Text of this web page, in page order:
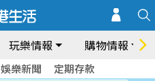
玩樂情報 購物情報
娛樂新聞 定期存款